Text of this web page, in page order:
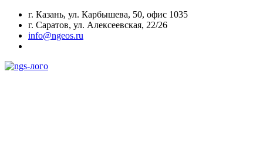
г. Казань, ул. Карбышева, 50, офис 1035
г. Саратов, ул. Алексеевская, 22/26
info@ngeos.ru